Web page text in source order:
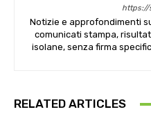
https://
Notizie e approfondimenti
comunicati stampa,
isolane, senza firma
RELATED ARTICLES